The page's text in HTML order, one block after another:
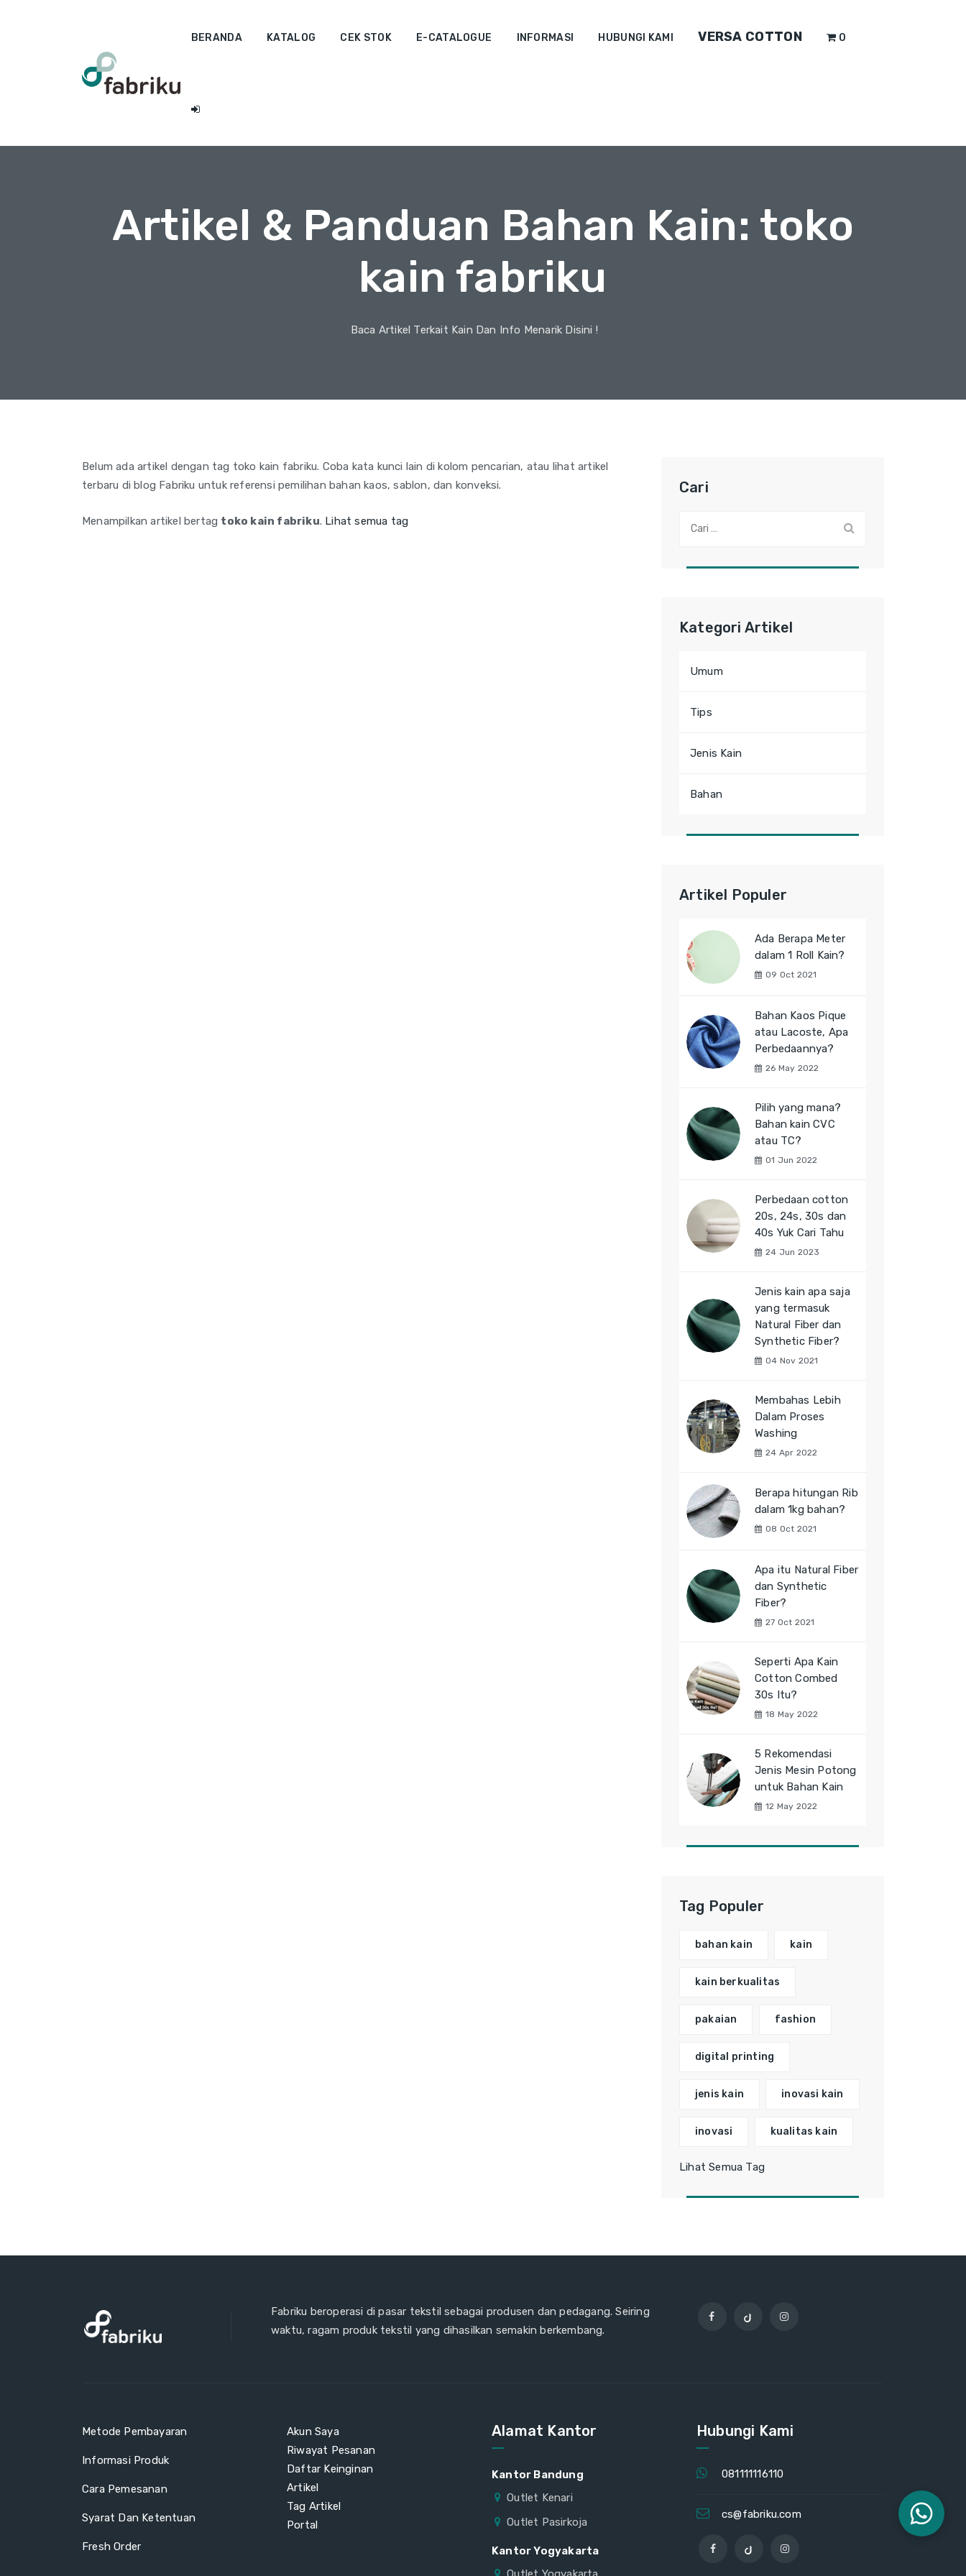
BERANDA KATALOG CEK STOK E-CATALOGUE INFORMASI HUBUNGI KAMI VERSA COTTON 0
Artikel & Panduan Bahan Kain: toko
kain fabriku
Baca Artikel Terkait Kain Dan Info Menarik Disini !
Belum ada artikel dengan tag toko kain fabriku. Coba kata kunci lain di kolom pencarian, atau lihat artikel
terbaru di blog Fabriku untuk referensi pemilihan bahan kaos, sablon, dan konveksi.
Menampilkan artikel bertag toko kain fabriku. Lihat semua tag
Cari
Kategori Artikel
Umum
Tips
Jenis Kain
Bahan
Artikel Populer
Ada Berapa Meter
dalam 1 Roll Kain?
09 Oct 2021
Bahan Kaos Pique
atau Lacoste, Apa
Perbedaannya?
26 May 2022
Pilih yang mana?
Bahan kain CVC
atau TC?
01 Jun 2022
Perbedaan cotton
20s, 24s, 30s dan
40s Yuk Cari Tahu
24 Jun 2023
Jenis kain apa saja
yang termasuk
Natural Fiber dan
Synthetic Fiber?
04 Nov 2021
Membahas Lebih
Dalam Proses
Washing
24 Apr 2022
Berapa hitungan Rib
dalam 1kg bahan?
08 Oct 2021
Apa itu Natural Fiber
dan Synthetic
Fiber?
27 Oct 2021
Seperti Apa Kain
Cotton Combed
30s Itu?
18 May 2022
5 Rekomendasi
Jenis Mesin Potong
untuk Bahan Kain
12 May 2022
Tag Populer
bahan kain kain
kain berkualitas
pakaian fashion
digital printing
jenis kain inovasi kain
inovasi kualitas kain
Lihat Semua Tag
Fabriku beroperasi di pasar tekstil sebagai produsen dan pedagang. Seiring
waktu, ragam produk tekstil yang dihasilkan semakin berkembang.
Metode Pembayaran
Informasi Produk
Cara Pemesanan
Syarat Dan Ketentuan
Fresh Order
Akun Saya
Riwayat Pesanan
Daftar Keinginan
Artikel
Tag Artikel
Portal
Alamat Kantor
Kantor Bandung
Outlet Kenari
Outlet Pasirkoja
Kantor Yogyakarta
Hubungi Kami
081111116110
cs@fabriku.com